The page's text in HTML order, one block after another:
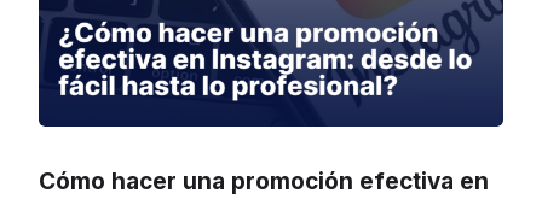
Cómo hacer una promoción efectiva en